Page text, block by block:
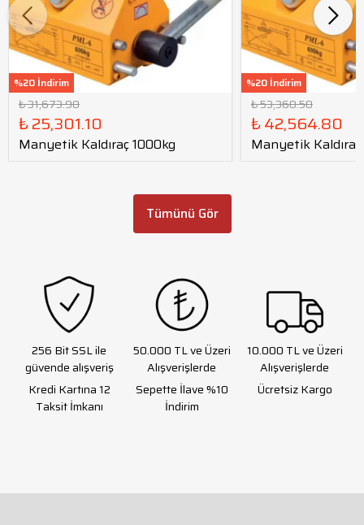
%20 İndirim
₺ 31,673.90
₺ 25,301.10
Manyetik Kaldıraç 1000kg
%20 İndirim
₺ 53,360.50
₺ 42,564.80
Manyetik
Tümünü Gör
256 Bit SSL ile
güvende alışveriş
Kredi Kartına 12
Taksit İmkanı
50.000 TL ve Üzeri
Alışverişlerde
Sepette İlave %10
İndirim
10.000 TL ve Üzeri
Alışverişlerde
Ücretsiz Kargo